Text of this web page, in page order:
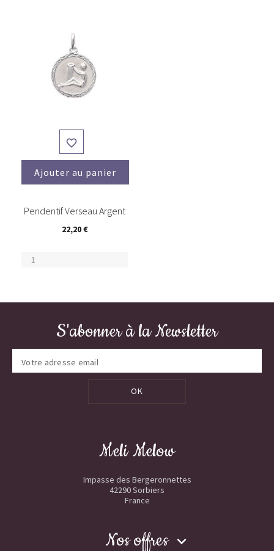

Ajouter au panier
Pendentif Verseau Argent
22,20 €
S'abonner à la Newsletter
OK
Meli Melow
Impasse des Bergeronnettes
42290 Sorbiers
France
Nos offres 